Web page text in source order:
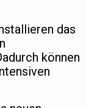
das
können